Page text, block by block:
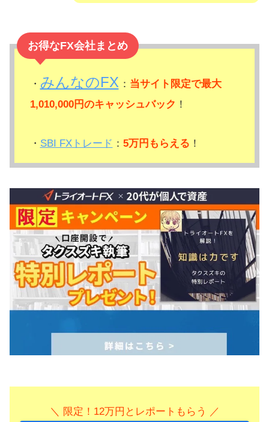
お得なFX会社まとめ
・ みんなのFX ： 当サイト限定で最大
1,010,000円のキャッシュバック ！
・ SBI FXトレード ： 5万円もらえる ！
＼ 限定！12万円とレポートもらう ／